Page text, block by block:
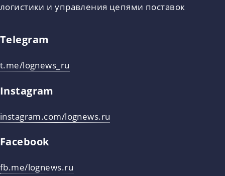
логистики и управления цепями поставок
Telegram
t.me/lognews_ru
Instagram
instagram.com/lognews.ru
Facebook
fb.me/lognews.ru